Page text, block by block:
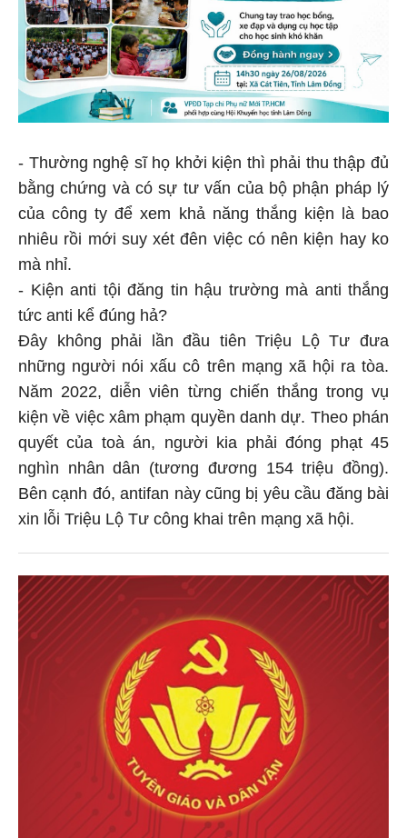
- Thường nghệ sĩ họ khởi kiện thì phải thu thập đủ
bằng chứng và có sự tư vấn của bộ phận pháp lý
của công ty để xem khả năng thắng kiện là bao
nhiêu rồi mới suy xét đên việc có nên kiện hay ko
mà nhỉ.
- Kiện anti tội đăng tin hậu trường mà anti thắng
tức anti kể đúng hả?
Đây không phải lần đầu tiên Triệu Lộ Tư đưa
những người nói xấu cô trên mạng xã hội ra tòa.
Năm 2022, diễn viên từng chiến thắng trong vụ
kiện về việc xâm phạm quyền danh dự. Theo phán
quyết của toà án, người kia phải đóng phạt 45
nghìn nhân dân (tương đương 154 triệu đồng).
Bên cạnh đó, antifan này cũng bị yêu cầu đăng bài
xin lỗi Triệu Lộ Tư công khai trên mạng xã hội.